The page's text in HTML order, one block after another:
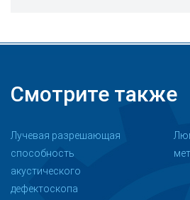
Смотрите также
Лучевая разрешающая
способность
акустического
дефектоскопа